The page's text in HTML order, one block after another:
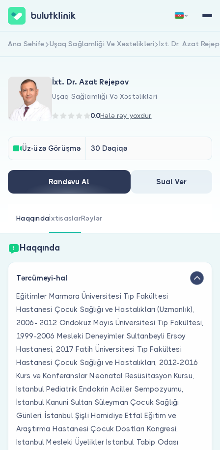
Haqqımızda
Xəstələr üçün
Həkimlər üçün
Həkim siniz?
Qeydiyyat Daxil Ol
Ana Səhifə Uşaq Sağlamliği Və Xəstəlikləri İxt. Dr. Azat
İxt. Dr. Azat Rejepov
Uşaq Sağlamliği Və Xəstəlikləri
0.0Hələ rəy yoxdur
Üz-üzə Görüşmə 30 Dəqiqə
Randevu Al Sual Ver
HaqqındaİxtisaslarRəylər
Haqqında
Tərcümeyi-hal
Eğitimler Marmara Üniversitesi Tıp Fakültesi
Hastanesi Çocuk Sağlığı ve Hastalıkları (Uzmanlık),
2006- 2012 Ondokuz Mayıs Üniversitesi Tıp Fakültesi,
1999-2006 Mesleki Deneyimler Sultanbeyli Ersoy
Hastanesi, 2017 Fatih Üniversitesi Tıp Fakültesi
Hastanesi Çocuk Sağlığı ve Hastalıkları, 2012-2016
Kurs ve Konferanslar Neonatal Resüsitasyon Kursu,
İstanbul Pediatrik Endokrin Aciller Sempozyumu,
İstanbul Kanuni Sultan Süleyman Çocuk Sağlığı
Günleri, İstanbul Şişli Hamidiye Etfal Eğitim ve
Araştırma Hastanesi Çocuk Dostları Kongresi,
İstanbul Mesleki Üyelikler İstanbul Tabip Odası